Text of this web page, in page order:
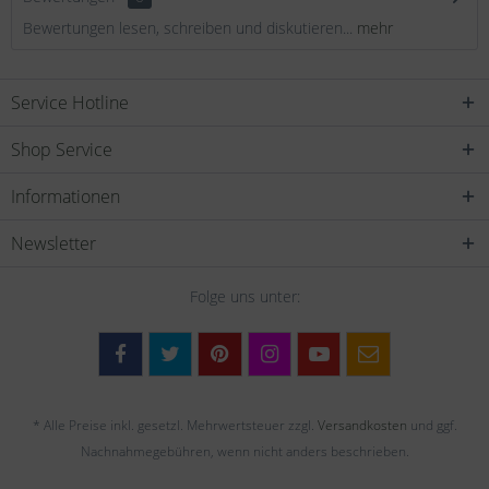
Bewertungen lesen, schreiben und diskutieren... mehr
Service Hotline
Shop Service
Informationen
Newsletter
Folge uns unter:
* Alle Preise inkl. gesetzl. Mehrwertsteuer zzgl. Versandkosten und ggf.
Nachnahmegebühren, wenn nicht anders beschrieben.